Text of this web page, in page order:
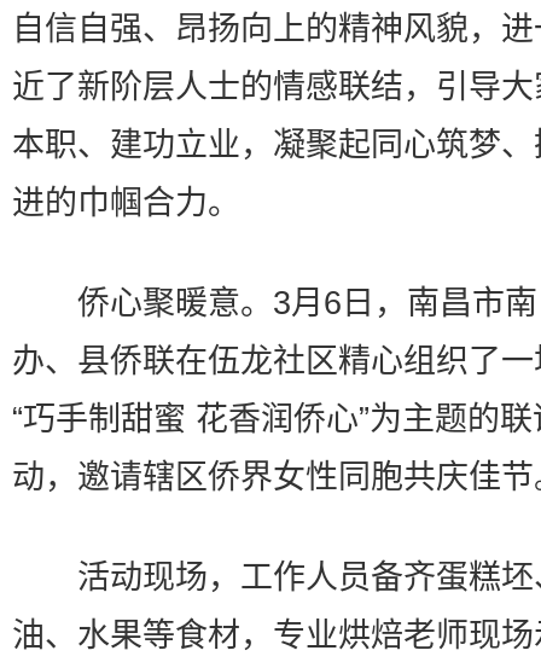
自信自强、昂扬向上的精神风貌，
近了新阶层人士的情感联结，引导
本职、建功立业，凝聚起同心筑梦
进的巾帼合力。
侨心聚暖意。3月6日，南昌市南
办、县侨联在伍龙社区精心组织了
“巧手制甜蜜 花香润侨心”为主题的
动，邀请辖区侨界女性同胞共庆佳节
活动现场，工作人员备齐蛋糕坯
油、水果等食材，专业烘焙老师现